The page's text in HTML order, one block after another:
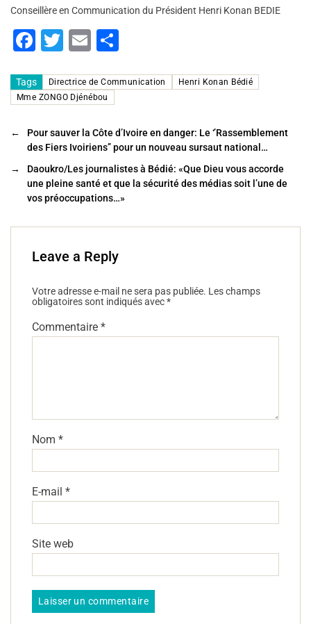
Conseillère en Communication du Président Henri Konan BEDIE
F
c
e
b
o
o
k
T
tt
er
E
ai
l
ta
er
Tags Directrice de Communication
Henri Konan Bédié
Mme ZONGO Djénébou
←
Pour sauver la Côte d’Ivoire en danger: Le ‘’Rassemblement
des Fiers Ivoiriens’’ pour un nouveau sursaut national…
→
Daoukro/Les journalistes à Bédié: «Que Dieu vous accorde
une pleine santé et que la sécurité des médias soit l’une de
vos préoccupations…»
Leave a Reply
Votre adresse e-mail ne sera pas publiée. Les champs
obligatoires sont indiqués avec*
Commentaire *
Nom *
E-mail *
Site web